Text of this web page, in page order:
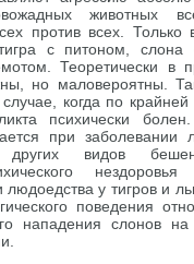
животных
против всех.
с питоном, слона
Теоретически в
но маловероятны.
когда по
психически
при заболевании
других видов
нездоровья
у тигров и
поведения
нападения слонов на